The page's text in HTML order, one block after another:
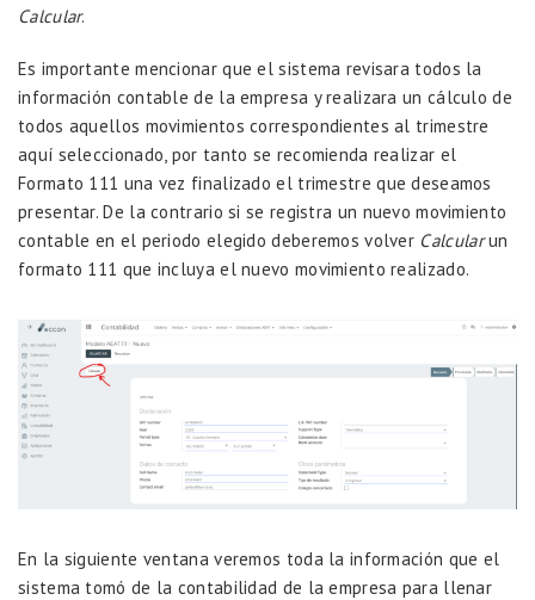
Calcular.
Es importante mencionar que el sistema revisara todos la
información contable de la empresa y realizara un cálculo de
todos aquellos movimientos correspondientes al trimestre
aquí seleccionado, por tanto se recomienda realizar el
Formato 111 una vez finalizado el trimestre que deseamos
presentar. De la contrario si se registra un nuevo movimiento
contable en el periodo elegido deberemos volver Calcularun
formato 111 que incluya el nuevo movimiento realizado.
En la siguiente ventana veremos toda la información que el
sistema tomó de la contabilidad de la empresa para llenar